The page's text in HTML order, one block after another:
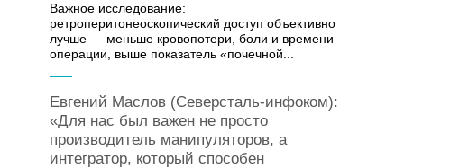
Важное исследование:
ретроперитонеоскопический доступ объективно
лучше — меньше кровопотери, боли и времени
операции, выше показатель «почечной...
Евгений Маслов (Северсталь-инфоком):
«Для нас был важен не просто
производитель манипуляторов, а
интегратор, который способен